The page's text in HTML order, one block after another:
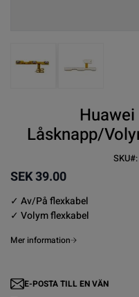
Låsknapp/
SKU#:
SEK 39.00
✓ Av/På flexkabel
✓ Volym flexkabel
Mer information
E-POSTA TILL EN VÄN